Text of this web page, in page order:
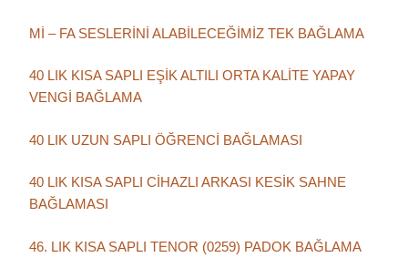
Mİ – FA SESLERİNİ ALABİLECEĞİMİZ TEK BAĞLAMA
40 LIK KISA SAPLI EŞİK ALTILI ORTA KALİTE YAPAY
VENGİ BAĞLAMA
40 LIK UZUN SAPLI ÖĞRENCİ BAĞLAMASI
40 LIK KISA SAPLI CİHAZLI ARKASI KESİK SAHNE
BAĞLAMASI
46. LIK KISA SAPLI TENOR (0259) PADOK BAĞLAMA